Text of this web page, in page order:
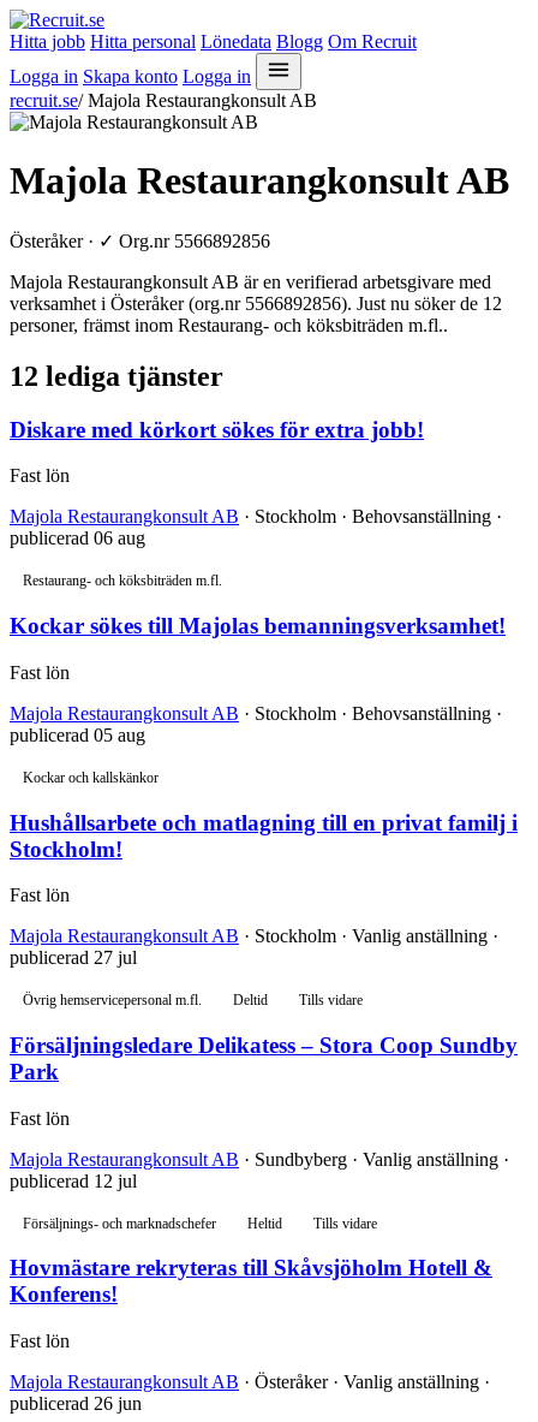
Hitta jobb Hitta personal Lönedata Blogg Om Recruit
Logga in Skapa konto Logga in
recruit.se/ Majola Restaurangkonsult AB
Majola Restaurangkonsult AB
Österåker · ✓ Org.nr 5566892856
Majola Restaurangkonsult AB är en verifierad arbetsgivare med
verksamhet i Österåker (org.nr 5566892856). Just nu söker de 12
personer, främst inom Restaurang- och köksbiträden m.fl..
12 lediga tjänster
Diskare med körkort sökes för extra jobb!
Fast lön
Majola Restaurangkonsult AB · Stockholm · Behovsanställning ·
publicerad 06 aug
Restaurang- och köksbiträden m.fl.
Kockar sökes till Majolas bemanningsverksamhet!
Fast lön
Majola Restaurangkonsult AB · Stockholm · Behovsanställning ·
publicerad 05 aug
Kockar och kallskänkor
Hushållsarbete och matlagning till en privat familj i
Stockholm!
Fast lön
Majola Restaurangkonsult AB · Stockholm · Vanlig anställning ·
publicerad 27 jul
Övrig hemservicepersonal m.fl. Deltid Tills vidare
Försäljningsledare Delikatess – Stora Coop Sundby
Park
Fast lön
Majola Restaurangkonsult AB · Sundbyberg · Vanlig anställning ·
publicerad 12 jul
Försäljnings- och marknadschefer Heltid Tills vidare
Hovmästare rekryteras till Skåvsjöholm Hotell &
Konferens!
Fast lön
Majola Restaurangkonsult AB · Österåker · Vanlig anställning ·
publicerad 26 jun